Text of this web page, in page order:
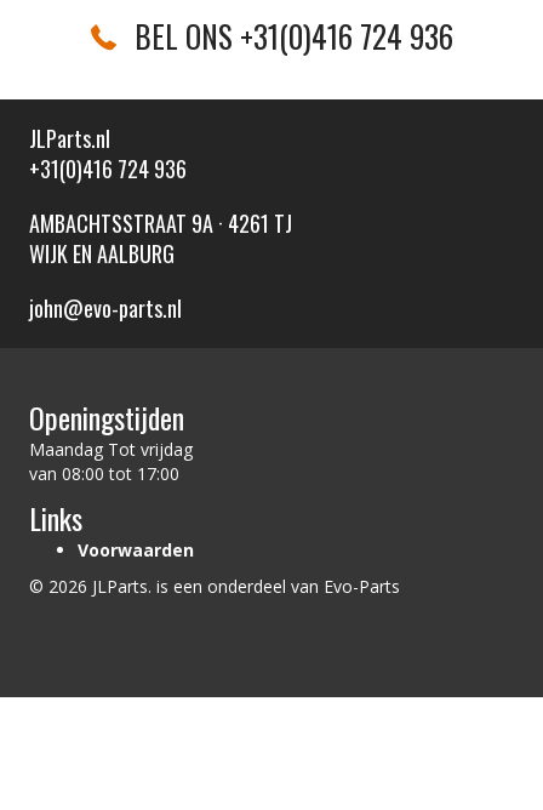
BEL ONS +31(0)416 724 936
JLParts.nl
+31(0)416 724 936
AMBACHTSSTRAAT 9A · 4261 TJ
WIJK EN AALBURG
john@evo-parts.nl
Openingstijden
Maandag Tot vrijdag
van 08:00 tot 17:00
Links
Voorwaarden
© 2026 JLParts. is een onderdeel van Evo-Parts